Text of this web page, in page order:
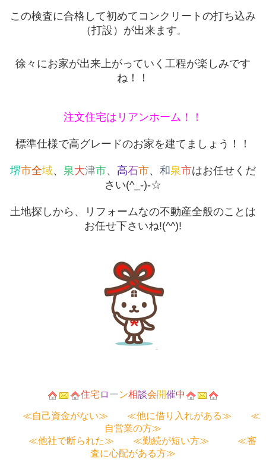
この検査に合格して初めてコンクリートの打ち込み
（打設）が出来ます。
徐々にお家が出来上がっていく工程が楽しみです
ね！！
注文住宅はリアンホーム！！
標準仕様で高グレードのお家を建てましょう！！
堺市全域、 泉大津市、 高石市、 和泉市はお任せくだ
さい(^_-)-☆
土地探しから、リフォームなの不動産全般のことは
お任せ下さいね!(^^)!
住宅 ロ ーン相談会開催中
≪自己資金がない≫ ≪他に借り入れがある≫ ≪
自営業の方≫
≪他社で断られた≫ ≪勤続が短い方≫ ≪審
査に心配がある方≫